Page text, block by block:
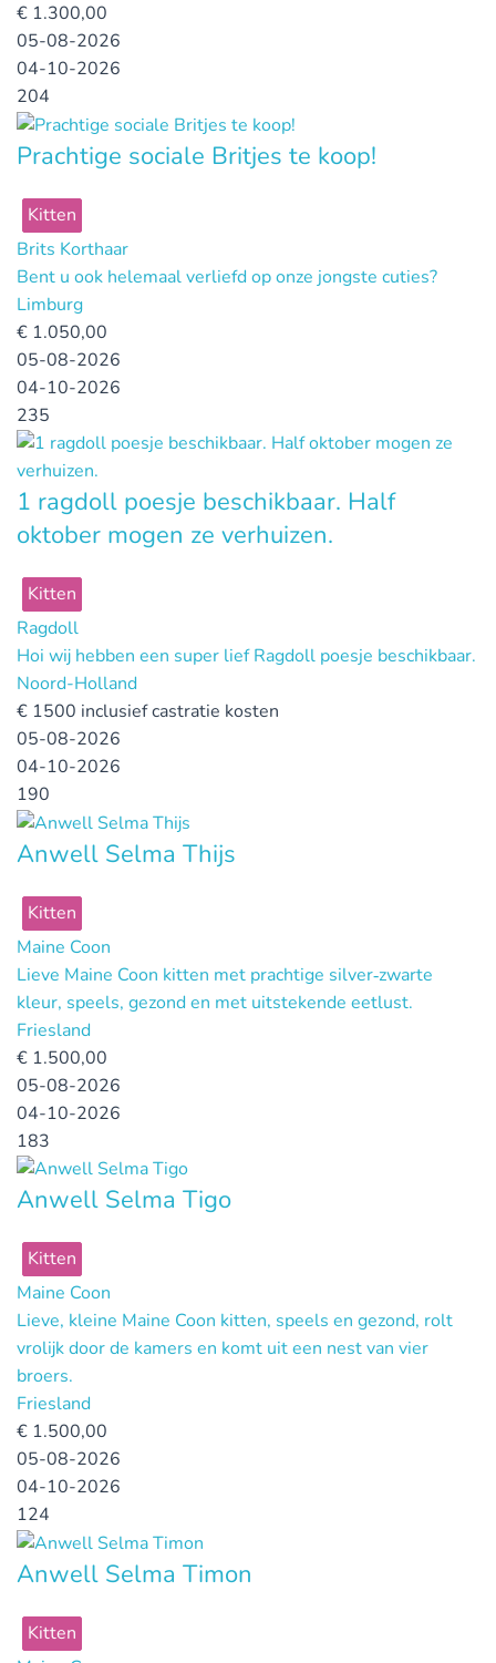
€ 1.300,00
05-08-2026
04-10-2026
204
Prachtige sociale Britjes te koop!
Kitten
Brits Korthaar
Bent u ook helemaal verliefd op onze jongste cuties?
Limburg
€ 1.050,00
05-08-2026
04-10-2026
235
1 ragdoll poesje beschikbaar. Half
oktober mogen ze verhuizen.
Kitten
Ragdoll
Hoi wij hebben een super lief Ragdoll poesje beschikbaar.
Noord-Holland
€ 1500 inclusief castratie kosten
05-08-2026
04-10-2026
190
Anwell Selma Thijs
Kitten
Maine Coon
Lieve Maine Coon kitten met prachtige silver‑zwarte
kleur, speels, gezond en met uitstekende eetlust.
Friesland
€ 1.500,00
05-08-2026
04-10-2026
183
Anwell Selma Tigo
Kitten
Maine Coon
Lieve, kleine Maine Coon kitten, speels en gezond, rolt
vrolijk door de kamers en komt uit een nest van vier
broers.
Friesland
€ 1.500,00
05-08-2026
04-10-2026
124
Anwell Selma Timon
Kitten